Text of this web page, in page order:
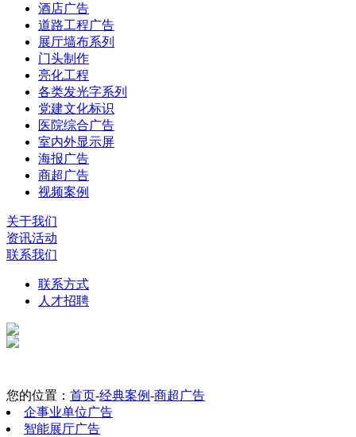
酒店广告
道路工程广告
展厅墙布系列
门头制作
亮化工程
各类发光字系列
党建文化标识
医院综合广告
室内外显示屏
海报广告
商超广告
视频案例
关于我们
资讯活动
联系我们
联系方式
人才招聘
您的位置： 首页-经典案例-商超广告
企事业单位广告
智能展厅广告